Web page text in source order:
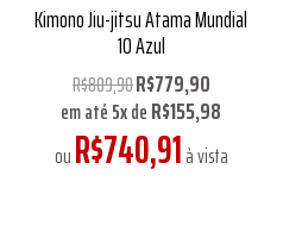
Kimono Jiu-jitsu Atama Mundial
10 Azul
R$809,90R$779,90
em até5xdeR$155,98
ouR$740,91à vista